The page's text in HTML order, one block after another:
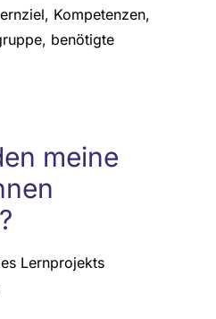
Kompetenzen,
benötigte
meine
Lernprojekts